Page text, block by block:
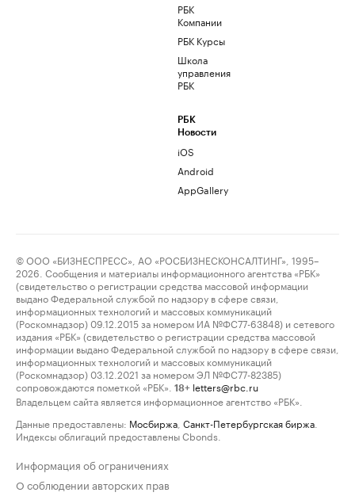
РБК
Компании
РБК Курсы
Школа
управления
РБК
РБК
Новости
iOS
Android
AppGallery
© ООО «БИЗНЕСПРЕСС», АО «РОСБИЗНЕСКОНСАЛТИНГ», 1995–
2026. Сообщения и материалы информационного агентства «РБК»
(свидетельство о регистрации средства массовой информации
выдано Федеральной службой по надзору в сфере связи,
информационных технологий и массовых коммуникаций
(Роскомнадзор) 09.12.2015 за номером ИА №ФС77-63848) и сетевого
издания «РБК» (свидетельство о регистрации средства массовой
информации выдано Федеральной службой по надзору в сфере связи,
информационных технологий и массовых коммуникаций
(Роскомнадзор) 03.12.2021 за номером ЭЛ №ФС77-82385)
сопровождаются пометкой «РБК».
18+ letters@rbc.ru
Владельцем сайта является информационное агентство «РБК».
Данные предоставлены: Мосбиржа Санкт-Петербургская биржа
Индексы облигаций предоставлены Cbonds.
Информация об ограничениях
О соблюдении авторских прав